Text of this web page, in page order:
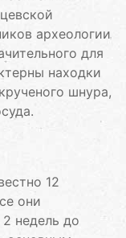
археологии
для
находки
шнура,
12
они
недель до